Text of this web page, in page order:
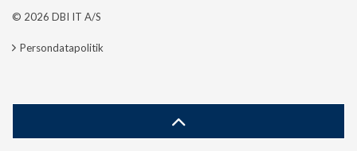
© 2026 DBI IT A/S
Persondatapolitik